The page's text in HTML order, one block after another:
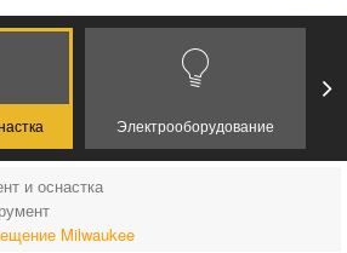
Электрооборудование
и оснастка
Milwaukee